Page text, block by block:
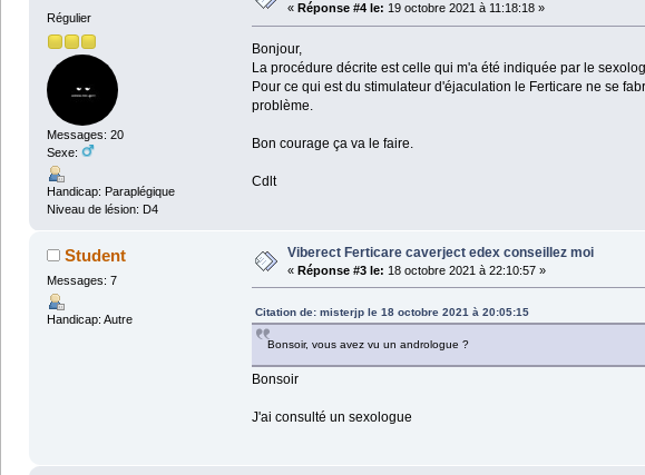
Régulier
Messages: 20
Sexe:
Handicap: Paraplégique
Niveau de lésion: D4
« Réponse #4 le: 19 octobre 2021 à 11:18:18 »
Bonjour,
La procédure décrite est celle qui m'a été indiquée par le
Pour ce qui est du stimulateur d'éjaculation le Ferticare ne se
problème.
Bon courage ça va le faire.
Cdlt
Student
Messages: 7
Handicap: Autre
Viberect Ferticare caverject edex conseillez moi
« Réponse #3 le: 18 octobre 2021 à 22:10:57 »
Citation de: misterjp le 18 octobre 2021 à 20:05:15
Bonsoir, vous avez vu un andrologue ?
Bonsoir
J'ai consulté un sexologue